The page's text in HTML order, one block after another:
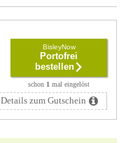
BisleyNow
Portofrei
bestellen
schon 1 mal eingelöst
Details zum Gutschein